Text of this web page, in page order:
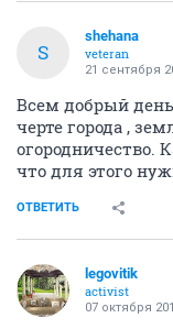
S
shehana
veteran
21 сентября
Всем добрый
черте города ,
огородничество.
что для этого
ОТВЕТИТЬ
legovitik
activist
07 октября